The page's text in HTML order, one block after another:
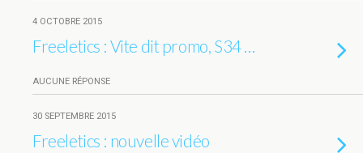
4 OCTOBRE 2015
Freeletics : Vite dit promo, S34 …
AUCUNE RÉPONSE
30 SEPTEMBRE 2015
Freeletics : nouvelle vidéo